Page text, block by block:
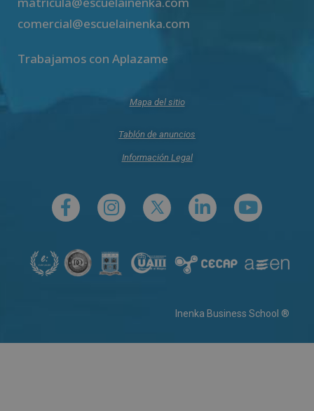
comercial@escuelainenka.com
Trabajamos con Aplazame
Mapa del sitio
Tablón de anuncios
Información Legal
Inenka Business School ®